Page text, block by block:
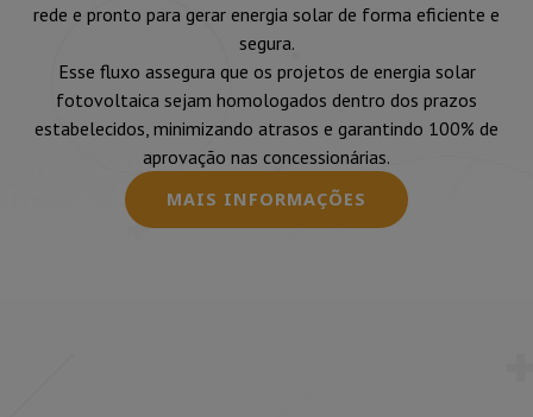
rede e pronto para gerar energia solar de forma eficiente e
segura.
Esse fluxo assegura que os projetos de energia solar
fotovoltaica sejam homologados dentro dos prazos
estabelecidos, minimizando atrasos e garantindo 100% de
aprovação nas concessionárias.
MAIS INFORMAÇÕES